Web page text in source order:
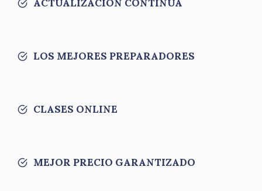
ACTUALIZACIÓN CONTINUA
LOS MEJORES PREPARADORES
CLASES ONLINE
MEJOR PRECIO GARANTIZADO